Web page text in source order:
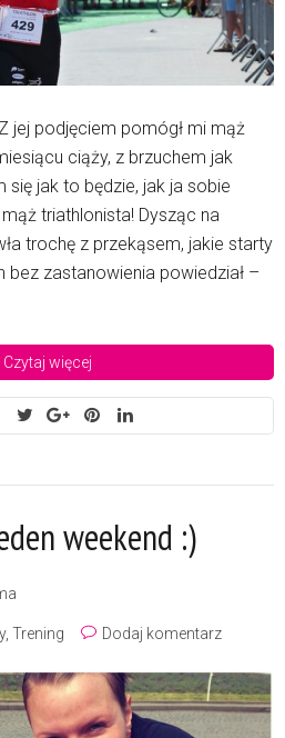
jej podjęciem pomógł mi mąż
ciąży, z brzuchem jak
się jak to będzie, jak ja sobie
triathlonista! Dysząc na
trochę z przekąsem, jakie starty
bez zastanowienia powiedział –
Czytaj więcej
weekend :)
, Trening Dodaj komentarz